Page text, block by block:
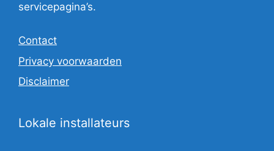
servicepagina’s.
Contact
Privacy voorwaarden
Disclaimer
Lokale installateurs